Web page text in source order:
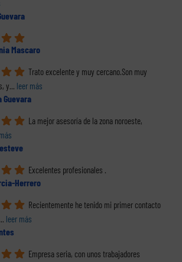
Mascaro
Trato excelente y muy cercano.Son muy
y... leer más
Guevara
La mejor asesoría de la zona noroeste,
Excelentes profesionales .
Herrero
Recientemente he tenido mi primer contacto
... leer más
Empresa seria, con unos trabajadores